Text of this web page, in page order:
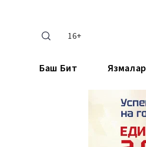
16+
Баш Бит Язмалар